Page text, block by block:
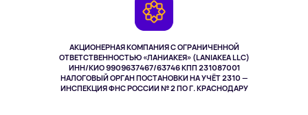
АКЦИОНЕРНАЯ КОМПАНИЯ С ОГРАНИЧЕННОЙ
ОТВЕТСТВЕННОСТЬЮ «ЛАНИАКЕЯ» (LANIAKEA LLC)
ИНН/КИО 9909637467/63746 КПП 231087001
НАЛОГОВЫЙ ОРГАН ПОСТАНОВКИ НА УЧЁТ 2310 —
ИНСПЕКЦИЯ ФНС РОССИИ № 2 ПО Г. КРАСНОДАРУ
Здоровье питомцев